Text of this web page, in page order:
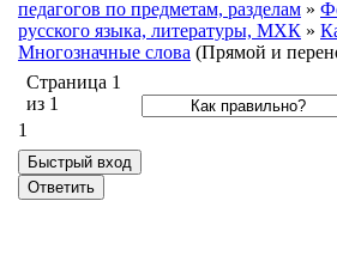
педагогов по предметам, разделам »
русского языка, литературы, МХК »
Многозначные слова (Прямой и
Страница 1
из 1
1